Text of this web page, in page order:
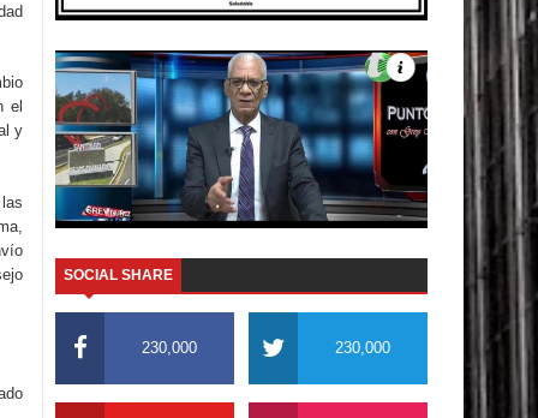
el
y
SOCIAL SHARE
230,000 230,000